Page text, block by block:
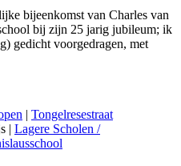
bijeenkomst van Charles van
bij zijn 25 jarig jubileum; ik
gedicht voorgedragen, met
| Tongelresestraat
| Lagere Scholen /